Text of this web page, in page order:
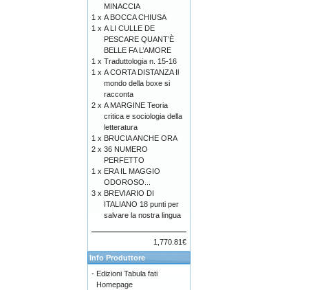
MINACCIA
1 x A BOCCA CHIUSA
1 x A LI CULLE DE
PESCARE QUANT’È
BELLE FA L’AMORE
1 x Traduttologia n. 15-16
1 x A CORTA DISTANZA Il
mondo della boxe si
racconta
2 x A MARGINE Teoria
critica e sociologia della
letteratura
1 x BRUCIA ANCHE ORA
2 x 36 NUMERO
PERFETTO
1 x ERA IL MAGGIO
ODOROSO...
3 x BREVIARIO DI
ITALIANO 18 punti per
salvare la nostra lingua
1,770.81€
Info Produttore
- Edizioni Tabula fati
Homepage